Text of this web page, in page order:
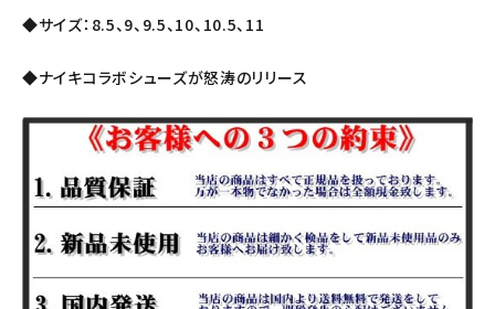
◆サイズ：8.5、9、9.5、10、10.5、11
◆ナイキコラボシューズが怒涛のリリース